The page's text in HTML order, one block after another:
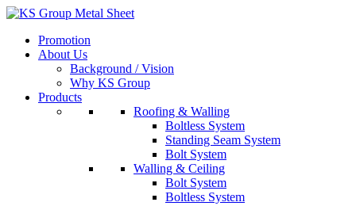
Skip
contentPromotion
About Us
Background / Vision
Why KS Group
Products
Roofing & Walling
Boltless System
Standing Seam System
Bolt System
Walling & Ceiling
Bolt System
Boltless System